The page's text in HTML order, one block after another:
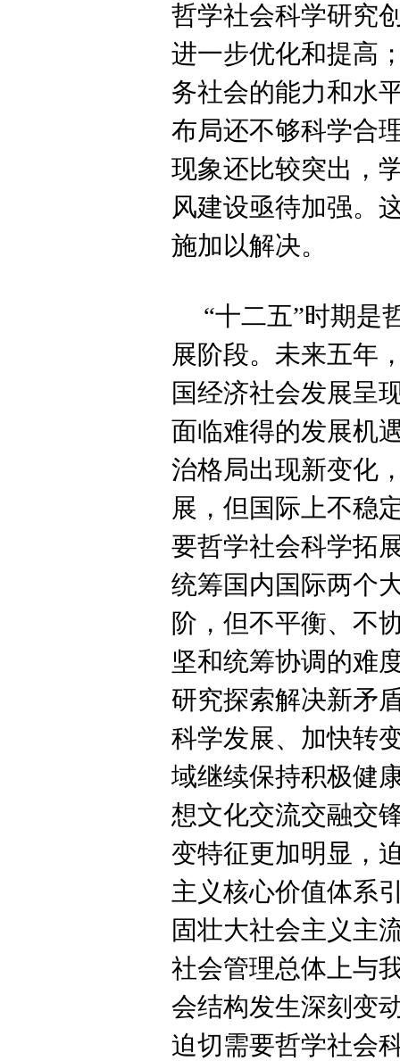
哲学社会科学研究
进一步优化和提高
务社会的能力和水
布局还不够科学合
现象还比较突出，
风建设亟待加强。
施加以解决。
“十二五”时期是
展阶段。未来五年
国经济社会发展呈
面临难得的发展机
治格局出现新变化
展，但国际上不稳
要哲学社会科学拓
统筹国内国际两个
阶，但不平衡、不
坚和统筹协调的难
研究探索解决新矛
科学发展、加快转
域继续保持积极健
想文化交流交融交
变特征更加明显，
主义核心价值体系
固壮大社会主义主
社会管理总体上与
会结构发生深刻变
迫切需要哲学社会